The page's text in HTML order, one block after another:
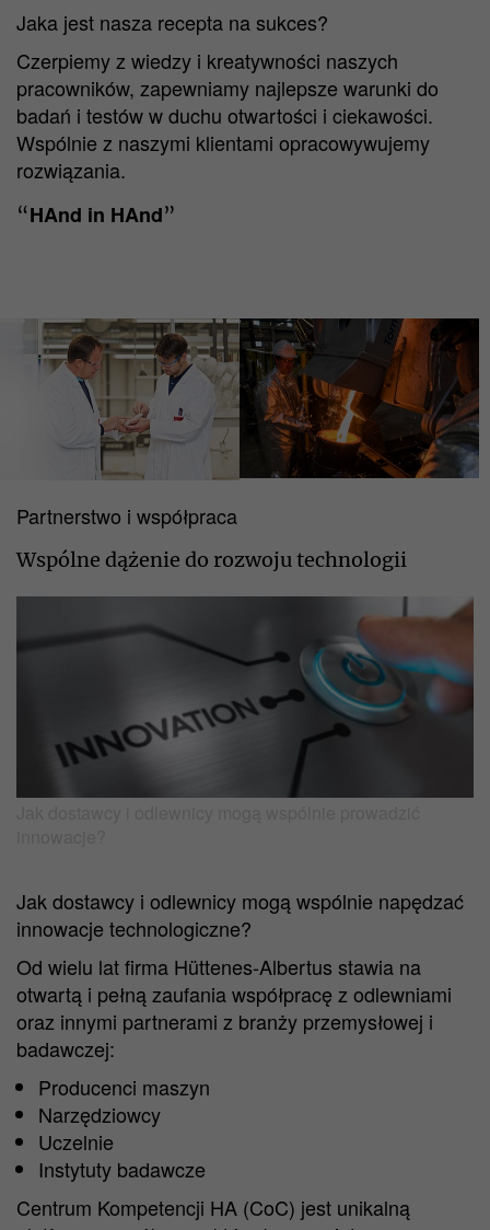
Jaka jest nasza recepta na sukces?
Czerpiemy z wiedzy i kreatywności naszych
pracowników, zapewniamy najlepsze warunki do
badań i testów w duchu otwartości i ciekawości.
Wspólnie z naszymi klientami opracowywujemy
rozwiązania.
“HAnd in HAnd”
Partnerstwo i współpraca
Wspólne dążenie do rozwoju technologii
Jak dostawcy i odlewnicy mogą wspólnie napędzać
innowacje technologiczne?
Od wielu lat firma Hüttenes-Albertus stawia na
otwartą i pełną zaufania współpracę z odlewniami
oraz innymi partnerami z branży przemysłowej i
badawczej:
Producenci maszyn
Narzędziowcy
Uczelnie
Instytuty badawcze
Centrum Kompetencji HA (CoC) jest unikalną